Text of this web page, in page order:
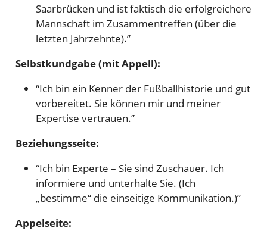
Saarbrücken und ist faktisch die erfolgreichere
Mannschaft im Zusammentreffen (über die
letzten Jahrzehnte).”
Selbstkundgabe (mit Appell):
“Ich bin ein Kenner der Fußballhistorie und gut
vorbereitet. Sie können mir und meiner
Expertise vertrauen.”
Beziehungsseite:
“Ich bin Experte – Sie sind Zuschauer. Ich
informiere und unterhalte Sie. (Ich
„bestimme“ die einseitige Kommunikation.)”
Appelseite: